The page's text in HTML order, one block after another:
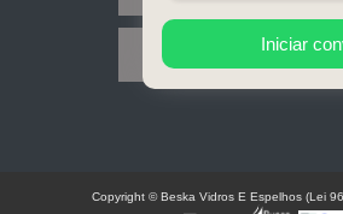
Mapa do site
Iniciar
Copyright © Beska Vidros E Espelhos (Lei